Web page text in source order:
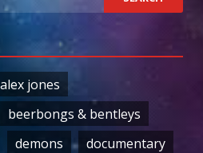
alex jones
beerbongs & bentleys
demons
documentary